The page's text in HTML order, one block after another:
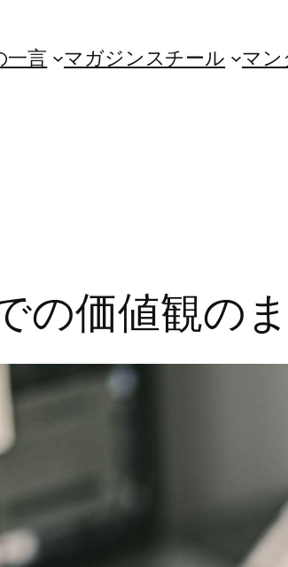
一言 マガジンスチール マン
の価値観の